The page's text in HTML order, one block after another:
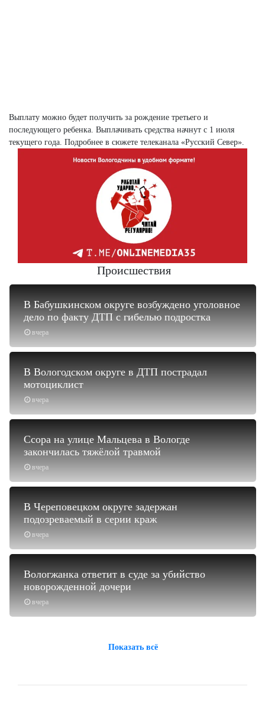
Выплату можно будет получить за рождение третьего и
последующего ребенка. Выплачивать средства начнут с 1 июля
текущего года. Подробнее в сюжете телеканала «Русский Север».
Происшествия
вчера
В Бабушкинском округе возбуждено уголовное
дело по факту ДТП с гибелью подростка
вчера
В Вологодском округе в ДТП пострадал
мотоциклист
вчера
Ссора на улице Мальцева в Вологде
закончилась тяжёлой травмой
вчера
В Череповецком округе задержан
подозреваемый в серии краж
вчера
Вологжанка ответит в суде за убийство
новорожденной дочери
Показать всё